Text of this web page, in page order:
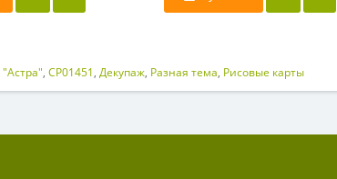
"Астра", CP01451, Декупаж, Разная тема, Рисовые карты